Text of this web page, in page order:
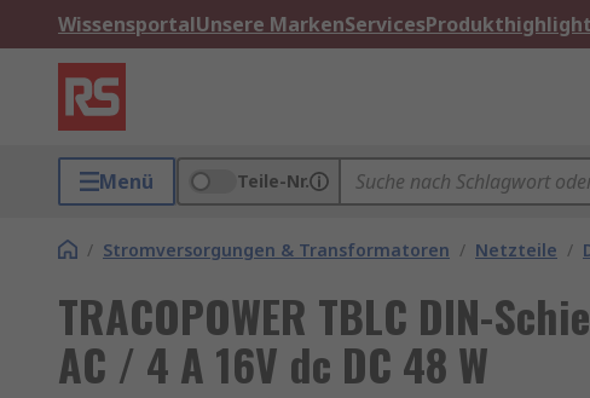
WissensportalUnsere MarkenServices
Menü Teile-Nr.
/ Stromversorgungen & Transformatoren / Netzteile /
TRACOPOWER TBLC DIN-
AC / 4 A 16V dc DC 48 W